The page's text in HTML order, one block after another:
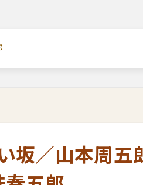
坂／山本周